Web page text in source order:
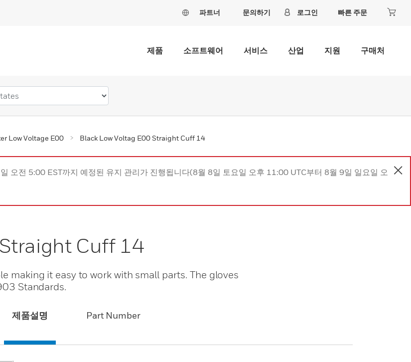
파트너 문의하기 로그인 빠른 주문
제품 소프트웨어 서비스 산업 지원 구매처
Low Voltage E00 Black Low Voltag E00 Straight Cuff 14
오전 5:00 EST까지 예정된 유지 관리가 진행됩니다(8월 8일 토요일 오후 11:00 UTC부터 8월 9일 일요일 오
Cuff 14
making it easy to work with small parts. The gloves
Standards.
제품설명 Part Number